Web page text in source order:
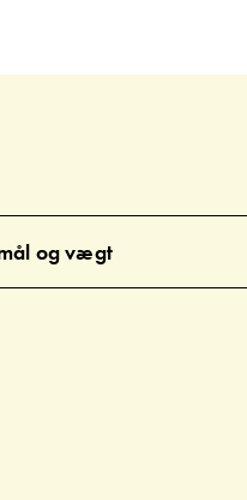
og vægt